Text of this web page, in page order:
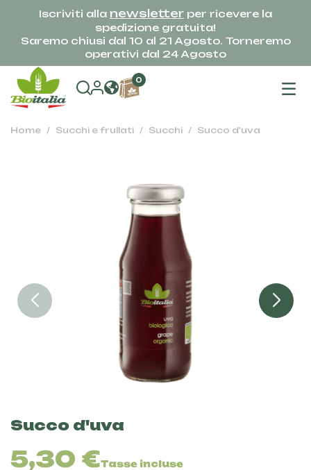
Iscriviti alla newsletter per ricevere la
spedizione gratuita!
Saremo chiusi dal 10 al 21 Agosto. Torneremo
operativi dal 24 Agosto
0
Home Succhi e frullati Succhi Succo d'uva
Succo d'uva
5,30 €Tasse incluse